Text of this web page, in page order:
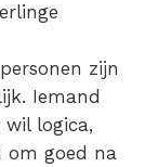
zijn
Iemand
logica,
om goed na